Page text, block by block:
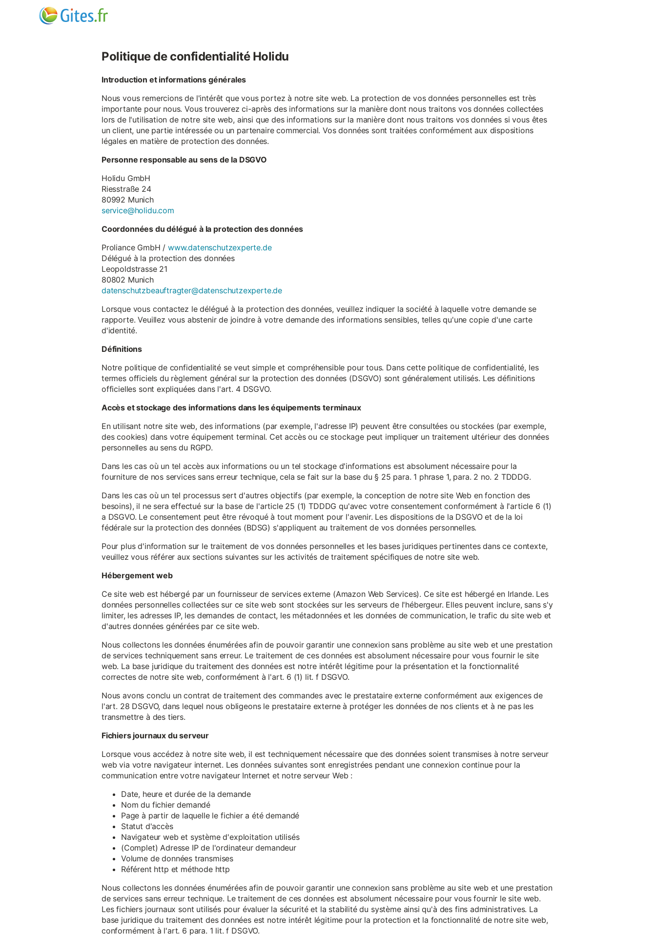
Politique de confidentialité Holidu
Introduction et informations générales
Nous vous remercions de l'intérêt que vous portez à notre site web. La protection de vos données personnelles est très
importante pour nous. Vous trouverez ci-après des informations sur la manière dont nous traitons vos données collectées
lors de l'utilisation de notre site web, ainsi que des informations sur la manière dont nous traitons vos données si vous êtes
un client, une partie intéressée ou un partenaire commercial. Vos données sont traitées conformément aux dispositions
légales en matière de protection des données.
Personne responsable au sens de la DSGVO
Holidu GmbH
Riesstraße 24
80992 Munich
service@holidu.com
Coordonnées du délégué à la protection des données
Proliance GmbH /www.datenschutzexperte.de
Délégué à la protection des données
Leopoldstrasse 21
80802 Munich
datenschutzbeauftragter@datenschutzexperte.de
Lorsque vous contactez le délégué à la protection des données, veuillez indiquer la société à laquelle votre demande se
rapporte. Veuillez vous abstenir de joindre à votre demande des informations sensibles, telles qu'une copie d'une carte
d'identité.
Définitions
Notre politique de confidentialité se veut simple et compréhensible pour tous. Dans cette politique de confidentialité, les
termes officiels du règlement général sur la protection des données (DSGVO) sont généralement utilisés. Les définitions
officielles sont expliquées dans l'art. 4 DSGVO.
Accès et stockage des informations dans les équipements terminaux
En utilisant notre site web, des informations (par exemple, l'adresse IP) peuvent être consultées ou stockées (par exemple,
des cookies) dans votre équipement terminal. Cet accès ou ce stockage peut impliquer un traitement ultérieur des données
personnelles au sens du RGPD.
Dans les cas où un tel accès aux informations ou un tel stockage d'informations est absolument nécessaire pour la
fourniture de nos services sans erreur technique, cela se fait sur la base du § 25 para. 1 phrase 1, para. 2 no. 2 TDDDG.
Dans les cas où un tel processus sert d'autres objectifs (par exemple, la conception de notre site Web en fonction des
besoins), il ne sera effectué sur la base de l'article 25 (1) TDDDG qu'avec votre consentement conformément à l'article 6 (1)
a DSGVO. Le consentement peut être révoqué à tout moment pour l'avenir. Les dispositions de la DSGVO et de la loi
fédérale sur la protection des données (BDSG) s'appliquent au traitement de vos données personnelles.
Pour plus d'information sur le traitement de vos données personnelles et les bases juridiques pertinentes dans ce contexte,
veuillez vous référer aux sections suivantes sur les activités de traitement spécifiques de notre site web.
Hébergement web
Ce site web est hébergé par un fournisseur de services externe (Amazon Web Services). Ce site est hébergé en Irlande. Les
données personnelles collectées sur ce site web sont stockées sur les serveurs de l'hébergeur. Elles peuvent inclure, sans s'y
limiter, les adresses IP, les demandes de contact, les métadonnées et les données de communication, le trafic du site web et
d'autres données générées par ce site web.
Nous collectons les données énumérées afin de pouvoir garantir une connexion sans problème au site web et une prestation
de services techniquement sans erreur. Le traitement de ces données est absolument nécessaire pour vous fournir le site
web. La base juridique du traitement des données est notre intérêt légitime pour la présentation et la fonctionnalité
correctes de notre site web, conformément à l'art. 6 (1) lit. f DSGVO.
Nous avons conclu un contrat de traitement des commandes avec le prestataire externe conformément aux exigences de
l'art. 28 DSGVO, dans lequel nous obligeons le prestataire externe à protéger les données de nos clients et à ne pas les
transmettre à des tiers.
Fichiers journaux du serveur
Lorsque vous accédez à notre site web, il est techniquement nécessaire que des données soient transmises à notre serveur
web via votre navigateur internet. Les données suivantes sont enregistrées pendant une connexion continue pour la
communication entre votre navigateur Internet et notre serveur Web :
Date, heure et durée de la demande
Nom du fichier demandé
Page à partir de laquelle le fichier a été demandé
Statut d'accès
Navigateur web et système d'exploitation utilisés
(Complet) Adresse IP de l'ordinateur demandeur
Volume de données transmises
Référent http et méthode http
Nous collectons les données énumérées afin de pouvoir garantir une connexion sans problème au site web et une prestation
de services sans erreur technique. Le traitement de ces données est absolument nécessaire pour vous fournir le site web.
Les fichiers journaux sont utilisés pour évaluer la sécurité et la stabilité du système ainsi qu'à des fins administratives. La
base juridique du traitement des données est notre intérêt légitime pour la protection et la fonctionnalité de notre site web,
conformément à l'art. 6 para. 1 lit. f DSGVO.